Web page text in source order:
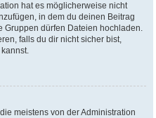
hat es möglicherweise nicht
in dem du deinen Beitrag
Gruppen dürfen Dateien hochladen.
falls du dir nicht sicher bist,
meistens von der Administration